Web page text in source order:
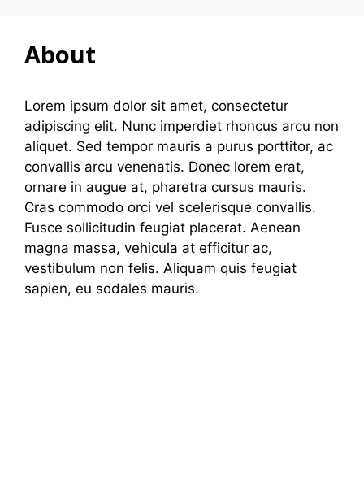
About
Lorem ipsum dolor sit amet, consectetur
adipiscing elit. Nunc imperdiet rhoncus arcu non
aliquet. Sed tempor mauris a purus porttitor, ac
convallis arcu venenatis. Donec lorem erat,
ornare in augue at, pharetra cursus mauris.
Cras commodo orci vel scelerisque convallis.
Fusce sollicitudin feugiat placerat. Aenean
magna massa, vehicula at efficitur ac,
vestibulum non felis. Aliquam quis feugiat
sapien, eu sodales mauris.